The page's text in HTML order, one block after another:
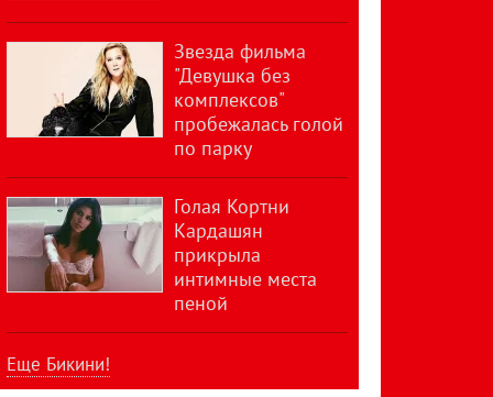
Звезда фильма
"Девушка без
комплексов"
пробежалась голой
по парку
Голая Кортни
Кардашян
прикрыла
интимные места
пеной
Еще Бикини!